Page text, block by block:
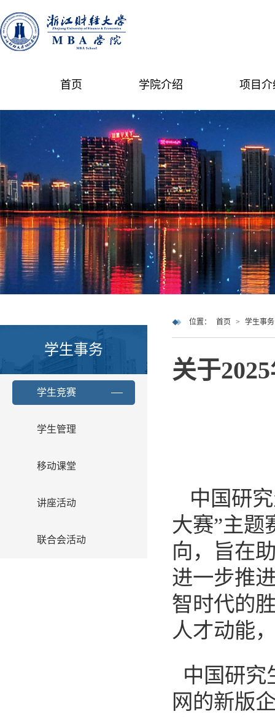
首页 学院介绍 项目介
学生事务
学生竞赛
学生管理
移动课堂
讲座活动
联合会活动
位置： 首页 > 学生事务
关于
中国研
大赛”主题
向，旨在
进一步推
智时代的
人才动能
中国研究
网的新版